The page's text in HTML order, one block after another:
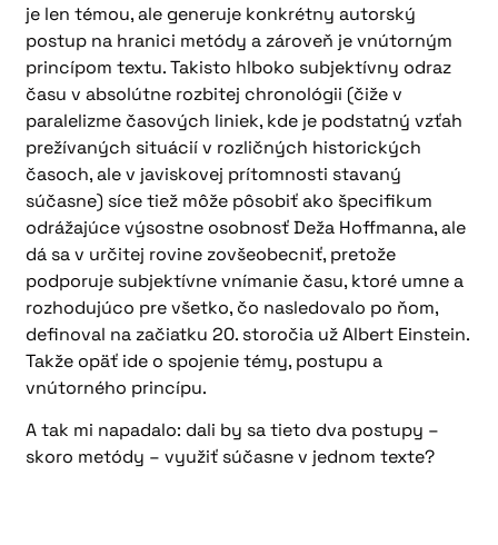
je len témou, ale generuje konkrétny autorský
postup na hranici metódy a zároveň je vnútorným
princípom textu. Takisto hlboko subjektívny odraz
času v absolútne rozbitej chronológii (čiže v
paralelizme časových liniek, kde je podstatný vzťah
prežívaných situácií v rozličných historických
časoch, ale v javiskovej prítomnosti stavaný
súčasne) síce tiež môže pôsobiť ako špecifikum
odrážajúce výsostne osobnosť Deža Hoffmanna, ale
dá sa v určitej rovine zovšeobecniť, pretože
podporuje subjektívne vnímanie času, ktoré umne a
rozhodujúco pre všetko, čo nasledovalo po ňom,
definoval na začiatku 20. storočia už Albert Einstein.
Takže opäť ide o spojenie témy, postupu a
vnútorného princípu.
A tak mi napadalo: dali by sa tieto dva postupy –
skoro metódy – využiť súčasne v jednom texte?